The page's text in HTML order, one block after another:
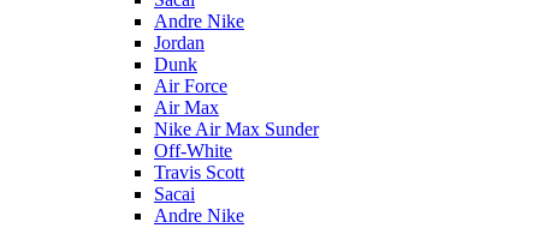
Andre Nike
Jordan
Dunk
Air Force
Air Max
Nike Air Max Sunder
Off-White
Travis Scott
Sacai
Andre Nike